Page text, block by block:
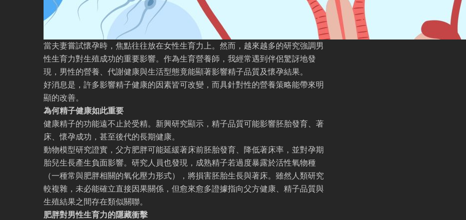
當夫妻嘗試懷孕時，焦點往往放在女性生育力上。然而，越來越多的研究強調男
性生育力對生殖成功的重要影響。作為生育營養師，我經常遇到伴侶驚訝地發
現，男性的營養、代謝健康與生活型態竟能顯著影響精子品質及懷孕結果。
好消息是，許多影響精子健康的因素皆可改變，而具針對性的營養策略能帶來明
顯的改善。
為何精子健康如此重要
健康精子的功能遠不止於受精。新興研究顯示，精子品質可能影響胚胎發育、著
床、懷孕成功，甚至後代的長期健康。
動物模型研究證實，父方肥胖可能延緩著床前胚胎發育、降低著床率，並對孕期
胎兒生長產生負面影響。研究人員也發現，成熟精子若過度暴露於活性氧物種
（一種常與肥胖相關的氧化壓力形式），將損害胚胎生長與著床。雖然人類研究
較複雜，未必能確立直接因果關係，但愈來愈多證據指向父方健康、精子品質與
生殖結果之間存在類似關聯。
肥胖對男性生育力的隱藏衝擊